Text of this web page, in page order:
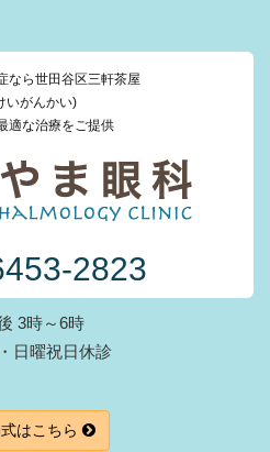
なら世田谷区三軒茶屋
いがんかい)
適な治療をご提供
2823
3時～6時
日曜祝日休診
はこちら